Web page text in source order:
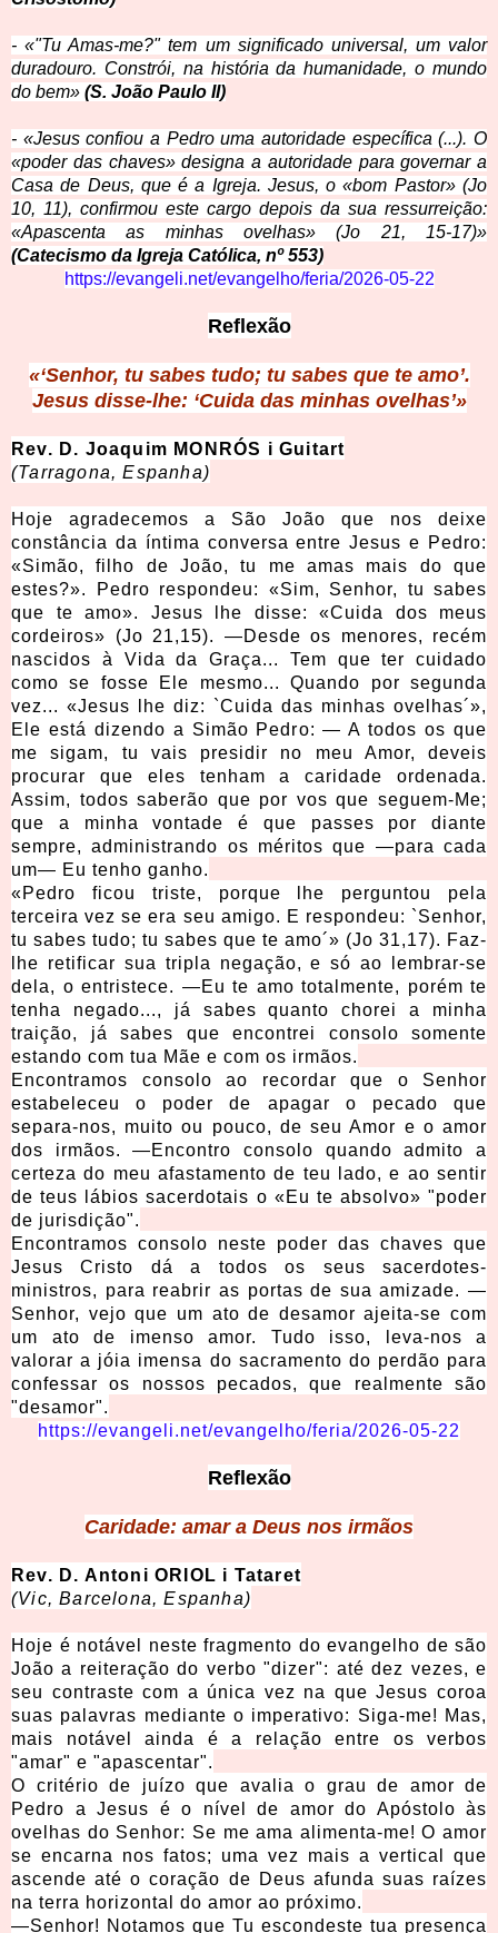
- «"Tu Amas-me?" tem um significado universal, um valor
duradouro. Constrói, na história da humanidade, o mundo
do bem» (S. João Paulo II)
- «Jesus confiou a Pedro uma autoridade específica (...). O
«poder das chaves» designa a autoridade para governar a
Casa de Deus, que é a Igreja. Jesus, o «bom Pastor» (Jo
10, 11), confirmou este cargo depois da sua ressurreição:
«Apascenta as minhas ovelhas» (Jo 21, 15-17)»
(Catecismo da Igreja Católica, nº 553)
https://evangeli.net/evangelho/feria/2026-05-22
Reflexão
«‘Senhor, tu sabes tudo; tu sabes que te amo’.
Jesus disse-lhe: ‘Cuida das minhas ovelhas’»
Rev. D. Joaquim MONRÓS i Guitart
(Tarragona, Espanha)
Hoje agradecemos a São João que nos deixe
constância da íntima conversa entre Jesus e Pedro:
«Simão, filho de João, tu me amas mais do que
estes?». Pedro respondeu: «Sim, Senhor, tu sabes
que te amo». Jesus lhe disse: «Cuida dos meus
cordeiros» (Jo 21,15). —Desde os menores, recém
nascidos à Vida da Graça... Tem que ter cuidado
como se fosse Ele mesmo... Quando por segunda
vez... «Jesus lhe diz: `Cuida das minhas ovelhas´»,
Ele está dizendo a Simão Pedro: — A todos os que
me sigam, tu vais presidir no meu Amor, deveis
procurar que eles tenham a caridade ordenada.
Assim, todos saberão que por vos que seguem-Me;
que a minha vontade é que passes por diante
sempre, administrando os méritos que —para cada
um— Eu tenho ganho.
«Pedro ficou triste, porque lhe perguntou pela
terceira vez se era seu amigo. E respondeu: `Senhor,
tu sabes tudo; tu sabes que te amo´» (Jo 31,17). Faz-
lhe retificar sua tripla negação, e só ao lembrar-se
dela, o entristece. —Eu te amo totalmente, porém te
tenha negado..., já sabes quanto chorei a minha
traição, já sabes que encontrei consolo somente
estando com tua Mãe e com os irmãos.
Encontramos consolo ao recordar que o Senhor
estabeleceu o poder de apagar o pecado que
separa-nos, muito ou pouco, de seu Amor e o amor
dos irmãos. —Encontro consolo quando admito a
certeza do meu afastamento de teu lado, e ao sentir
de teus lábios sacerdotais o «Eu te absolvo» "poder
de jurisdição".
Encontramos consolo neste poder das chaves que
Jesus Cristo dá a todos os seus sacerdotes-
ministros, para reabrir as portas de sua amizade. —
Senhor, vejo que um ato de desamor ajeita-se com
um ato de imenso amor. Tudo isso, leva-nos a
valorar a jóia imensa do sacramento do perdão para
confessar os nossos pecados, que realmente são
"desamor".
https://evangeli.net/evangelho/feria/2026-05-22
Reflexão
Caridade: amar a Deus nos irmãos
Rev. D. Antoni ORIOL i Tataret
(Vic, Barcelona, Espanha)
Hoje é notável neste fragmento do evangelho de são
João a reiteração do verbo "dizer": até dez vezes, e
seu contraste com a única vez na que Jesus coroa
suas palavras mediante o imperativo: Siga-me! Mas,
mais notável ainda é a relação entre os verbos
"amar" e "apascentar".
O critério de juízo que avalia o grau de amor de
Pedro a Jesus é o nível de amor do Apóstolo às
ovelhas do Senhor: Se me ama alimenta-me! O amor
se encarna nos fatos; uma vez mais a vertical que
ascende até o coração de Deus afunda suas raízes
na terra horizontal do amor ao próximo.
—Senhor! Notamos que Tu escondeste tua presença